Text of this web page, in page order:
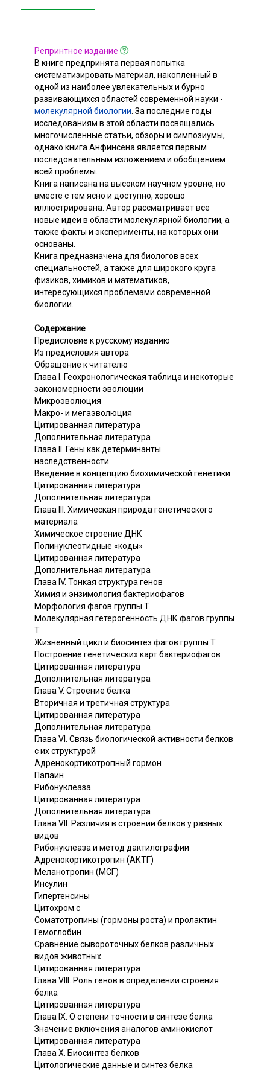
Репринтное издание
В книге предпринята первая попытка
систематизировать материал, накопленный в
одной из наиболее увлекательных и бурно
развивающихся областей современной науки -
молекулярной биологии . За последние годы
исследованиям в этой области посвящались
многочисленные статьи, обзоры и симпозиумы,
однако книга Анфинсена является первым
последовательным изложением и обобщением
всей проблемы.
Книга написана на высоком научном уровне, но
вместе с тем ясно и доступно, хорошо
иллюстрирована. Автор рассматривает все
новые идеи в области молекулярной биологии, а
также факты и эксперименты, на которых они
основаны.
Книга предназначена для биологов всех
специальностей, а также для широкого круга
физиков, химиков и математиков,
интересующихся проблемами современной
биологии.
Содержание
Предисловие к русскому изданию
Из предисловия автора
Обращение к читателю
Глава I. Геохронологическая таблица и некоторые
закономерности эволюции
Микроэволюция
Макро- и мегаэволюция
Цитированная литература
Дополнительная литература
Глава II. Гены как детерминанты
наследственности
Введение в концепцию биохимической генетики
Цитированная литература
Дополнительная литература
Глава III. Химическая природа генетического
материала
Химическое строение ДНК
Полинуклеотидные «коды»
Цитированная литература
Дополнительная литература
Глава IV. Тонкая структура генов
Химия и энзимология бактериофагов
Морфология фагов группы Т
Молекулярная гетерогенность ДНК фагов группы
Т
Жизненный цикл и биосинтез фагов группы Т
Построение генетических карт бактериофагов
Цитированная литература
Дополнительная литература
Глава V. Строение белка
Вторичная и третичная структура
Цитированная литература
Дополнительная литература
Глава VI. Связь биологической активности белков
с их структурой
Адренокортикотропный гормон
Папаин
Рибонуклеаза
Цитированная литература
Дополнительная литература
Глава VII. Различия в строении белков у разных
видов
Рибонуклеаза и метод дактилографии
Адренокортикотропин (АКТГ)
Меланотропин (МСГ)
Инсулин
Гипертенсины
Цитохром с
Соматотропины (гормоны роста) и пролактин
Гемоглобин
Сравнение сывороточных белков различных
видов животных
Цитированная литература
Глава VIII. Роль генов в определении строения
белка
Цитированная литература
Глава IX. О степени точности в синтезе белка
Значение включения аналогов аминокислот
Цитированная литература
Глава X. Биосинтез белков
Цитологические данные и синтез белка